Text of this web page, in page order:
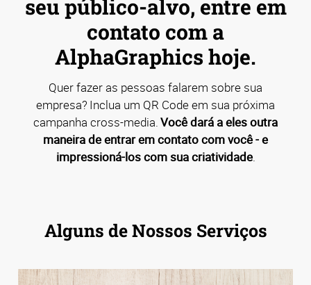
seu público-alvo, entre em
contato com a
AlphaGraphics hoje.
Quer fazer as pessoas falarem sobre sua
empresa? Inclua um QR Code em sua próxima
campanha cross-media.Você dará a eles outra
maneira de entrar em contato com você - e
impressioná-los com sua criatividade.
Alguns de Nossos Serviços